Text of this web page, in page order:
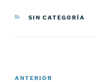
CATEGORÍAS
SIN CATEGORÍA
Navegación
Entrada
ANTERIOR